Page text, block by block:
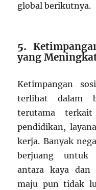
global berikutnya.
5.
yang
Ketimpangan
terlihat dalam
terutama
pendidikan,
kerja. Banyak
berjuang untuk
antara kaya dan
maju pun tidak